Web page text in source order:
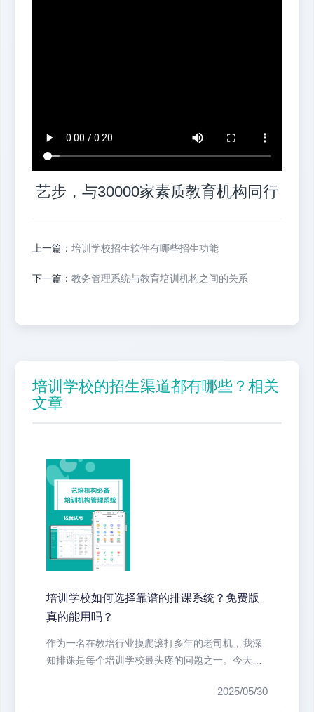
艺步，与30000家素质教育机构同行
上一篇： 培训学校招生软件有哪些招生功能
下一篇： 教务管理系统与教育培训机构之间的关系
培训学校的招生渠道都有哪些？相关
文章
培训学校如何选择靠谱的排课系统？免费版
真的能用吗？
作为一名在教培行业摸爬滚打多年的老司机，我深
知排课是每个培训学校最头疼的问题之一。今天就
2025/05/30